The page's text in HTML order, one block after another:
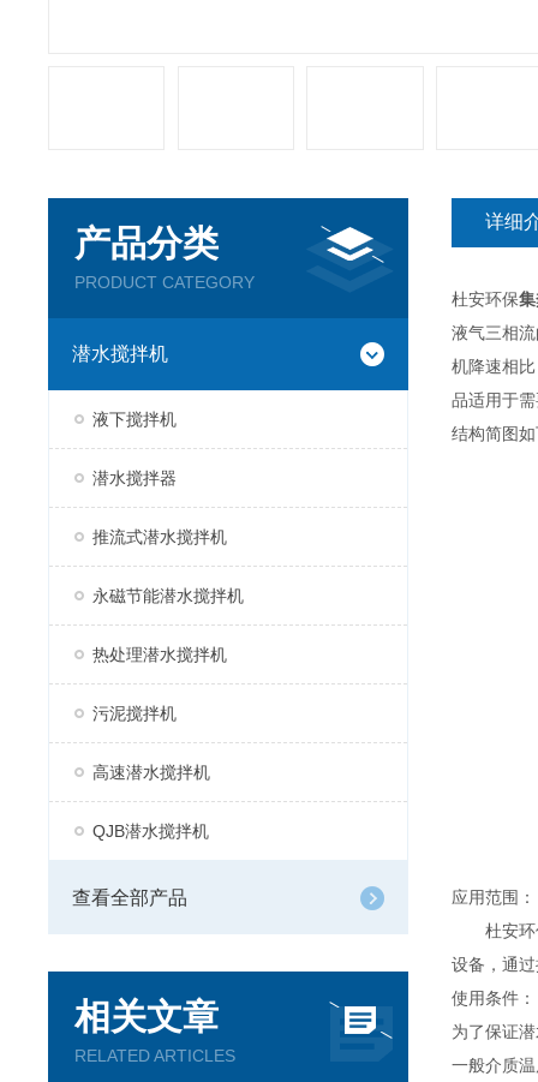
产品分类
PRODUCT CATEGORY
潜水搅拌机
液下搅拌机
潜水搅拌器
推流式潜水搅拌机
永磁节能潜水搅拌机
热处理潜水搅拌机
污泥搅拌机
高速潜水搅拌机
QJB潜水搅拌机
查看全部产品
相关文章
RELATED ARTICLES
详细
杜安环保集
液气三相
机降速相
品适用于
结构简图
应用范围：
杜安环
设备，通
使用条件：
为了保证
一般介质